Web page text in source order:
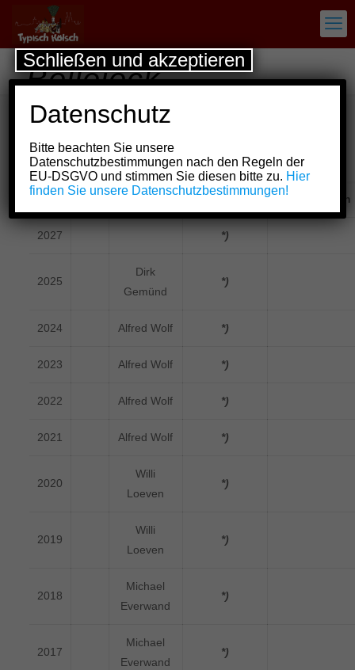
Bellejeck
2009 bis heute
Jahr Bild Bellejeck Gesellschaft Bemerkungen
2027 *)
2025
Dirk
Gemünd
*)
2024 Alfred Wolf *)
2023 Alfred Wolf *)
2022 Alfred Wolf *)
2021 Alfred Wolf *)
2020
Willi
Loeven
*)
2019
Willi
Loeven
*)
2018
Michael
Everwand
*)
2017
Michael
Everwand
*)
Datenschutz
Bitte beachten Sie unsere
Datenschutzbestimmungen nach den Regeln der
EU-DSGVO und stimmen Sie diesen bitte zu. Hier
finden Sie unsere Datenschutzbestimmungen!
Schließen und akzeptieren